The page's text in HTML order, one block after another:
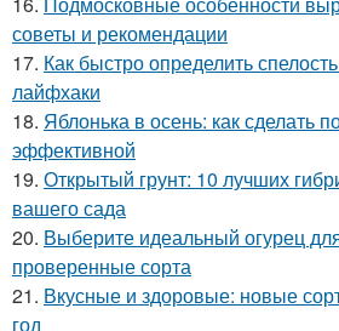
советы и рекомендации
17. Как быстро определить
лайфхаки
18. Яблонька в осень: как сделать
эффективной
19. Открытый грунт: 10 лучших
вашего сада
20. Выберите идеальный огурец
проверенные сорта
21. Вкусные и здоровые: новые
год